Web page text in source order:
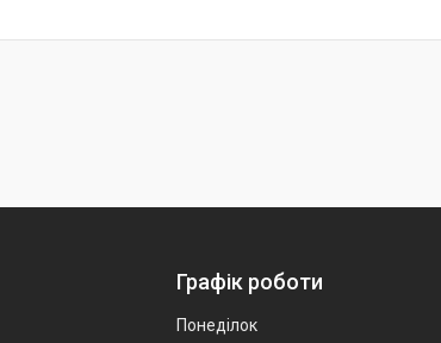
Графік роботи
Понеділок